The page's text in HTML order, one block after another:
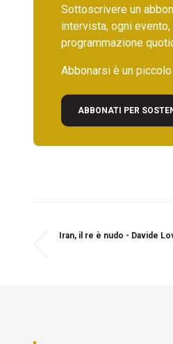
Sottoscrivere un
intervista, ogni
programmazione
Abbonarsi è un
ABBONATI PER
Iran, il re è nudo - Davide